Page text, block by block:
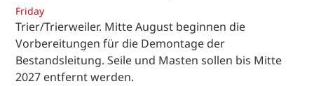
Friday
Trier/Trierweiler. Mitte August beginnen die
Vorbereitungen für die Demontage der
Bestandsleitung. Seile und Masten sollen bis Mitte
2027 entfernt werden.